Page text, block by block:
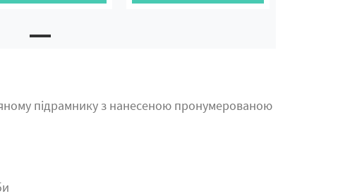
підрамнику з нанесеною пронумерованою